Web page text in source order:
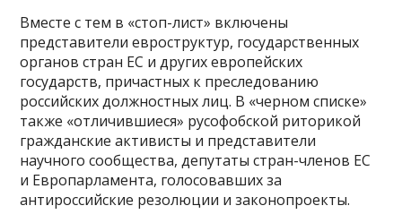
Вместе с тем в «стоп-лист» включены
представители евроструктур, государственных
органов стран ЕС и других европейских
государств, причастных к преследованию
российских должностных лиц. В «черном списке»
также «отличившиеся» русофобской риторикой
гражданские активисты и представители
научного сообщества, депутаты стран-членов ЕС
и Европарламента, голосовавших за
антироссийские резолюции и законопроекты.